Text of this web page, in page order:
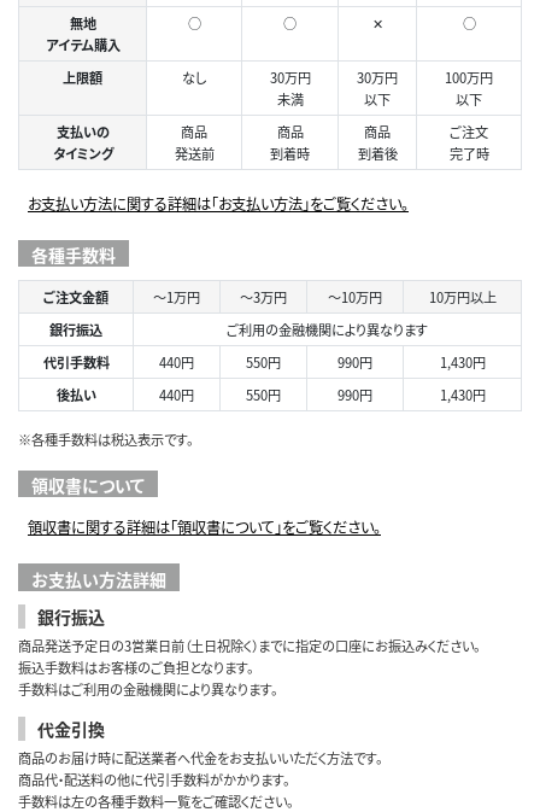
無地
アイテム購入
○ ○ ✕ ○
上限額 なし
30万円
未満
30万円
以下
100万円
以下
支払いの
タイミング
商品
発送前
商品
到着時
商品
到着後
ご注文
完了時
お支払い方法に関する詳細は「お支払い方法」をご覧ください。
各種手数料
ご注文金額 ～1万円 ～3万円 ～10万円
10万円以上
銀行振込
ご利用の金融機関により異なります
代引手数料
440円 550円 990円
1,430円
後払い
440円 550円 990円 1,430円
※各種手数料は税込表示です。
領収書について
領収書に関する詳細は「領収書について」をご覧ください。
お支払い方法詳細
銀行振込
商品発送予定日の3営業日前（土日祝除く）までに指定の口座にお振込みください。
振込手数料はお客様のご負担となります。
手数料はご利用の金融機関により異なります。
代金引換
商品のお届け時に配送業者へ代金をお支払いいただく方法です。
商品代・配送料の他に代引手数料がかかります。
手数料は左の各種手数料一覧をご確認ください。